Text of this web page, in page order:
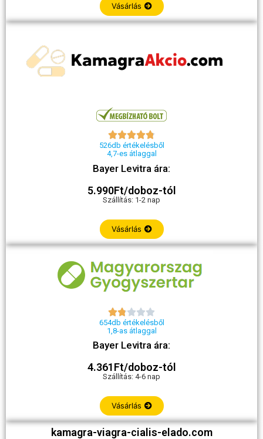
Vásárlás

526db értékelésből
4,7-es átlaggal
Bayer Levitra ára:
5.990Ft/doboz-tól
Szállítás: 1-2 nap
Vásárlás

654db értékelésből
1,8-as átlaggal
Bayer Levitra ára:
4.361Ft/doboz-tól
Szállítás: 4-6 nap
Vásárlás
kamagra-viagra-cialis-elado.com